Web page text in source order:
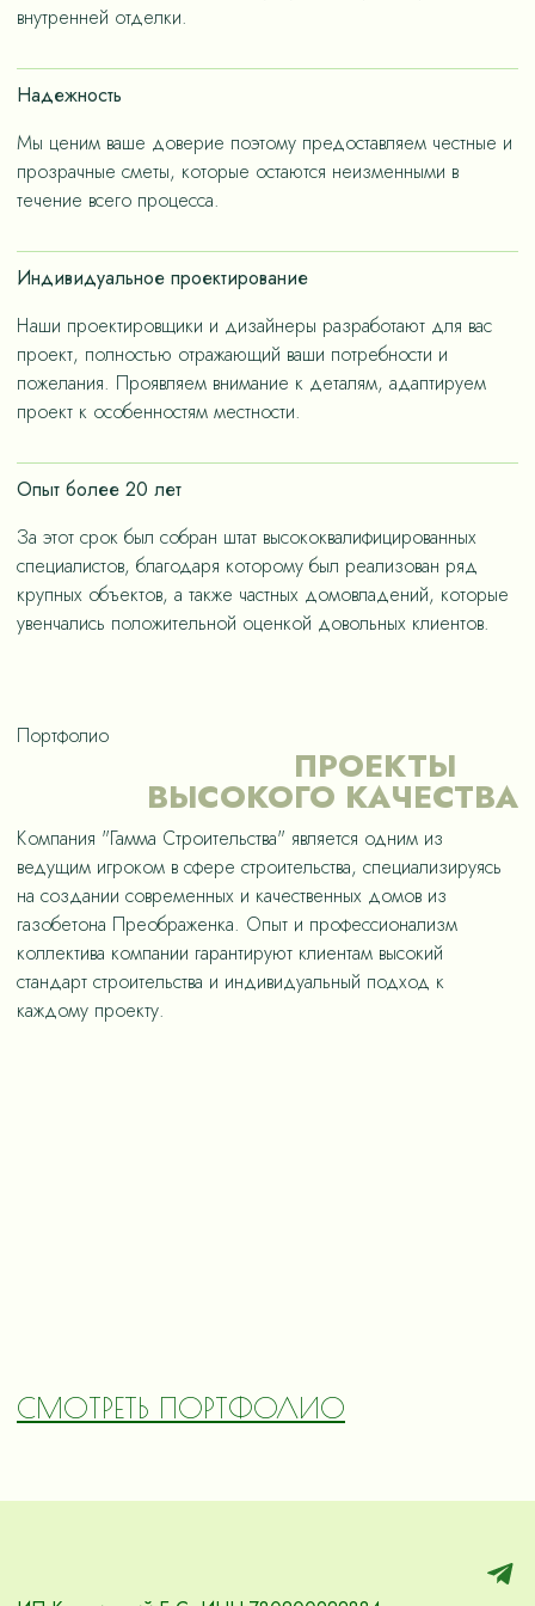
членов семьи.
– не только эстетичные, но и долговечные, как за
счет дизайнерских решений, ориентированных на
«медленную моду».
внутренней отделки.
Надежность
Мы ценим ваше доверие поэтому предоставляем честные и
прозрачные сметы, которые остаются неизменными в
течение всего процесса.
Индивидуальное проектирование
Наши проектировщики и дизайнеры разработают для вас
проект, полностью отражающий ваши потребности и
пожелания. Проявляем внимание к деталям, адаптируем
проект к особенностям местности.
Опыт более 20 лет
За этот срок был собран штат высококвалифицированных
специалистов, благодаря которому был реализован ряд
крупных объектов, а также частных домовладений, которые
увенчались положительной оценкой довольных клиентов.
Портфолио
ПРОЕКТЫ
ВЫСОКОГО КАЧЕСТВА
Компания "Гамма Строительства" является одним из
ведущим игроком в сфере строительства, специализируясь
на создании современных и качественных домов из
газобетона Преображенка. Опыт и профессионализм
коллектива компании гарантируют клиентам высокий
стандарт строительства и индивидуальный подход к
каждому проекту.
СМОТРЕТЬ ПОРТФОЛИО